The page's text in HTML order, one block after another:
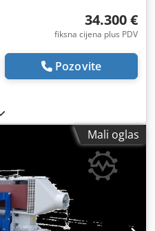
34.300 €
fiksna cijena plus PDV
Pozovite
Mali oglas